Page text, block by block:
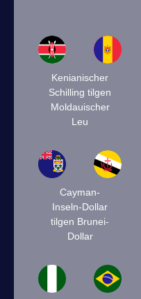
Kenianischer
Schilling tilgen
Moldauischer
Leu
Cayman-
Inseln-Dollar
tilgen Brunei-
Dollar